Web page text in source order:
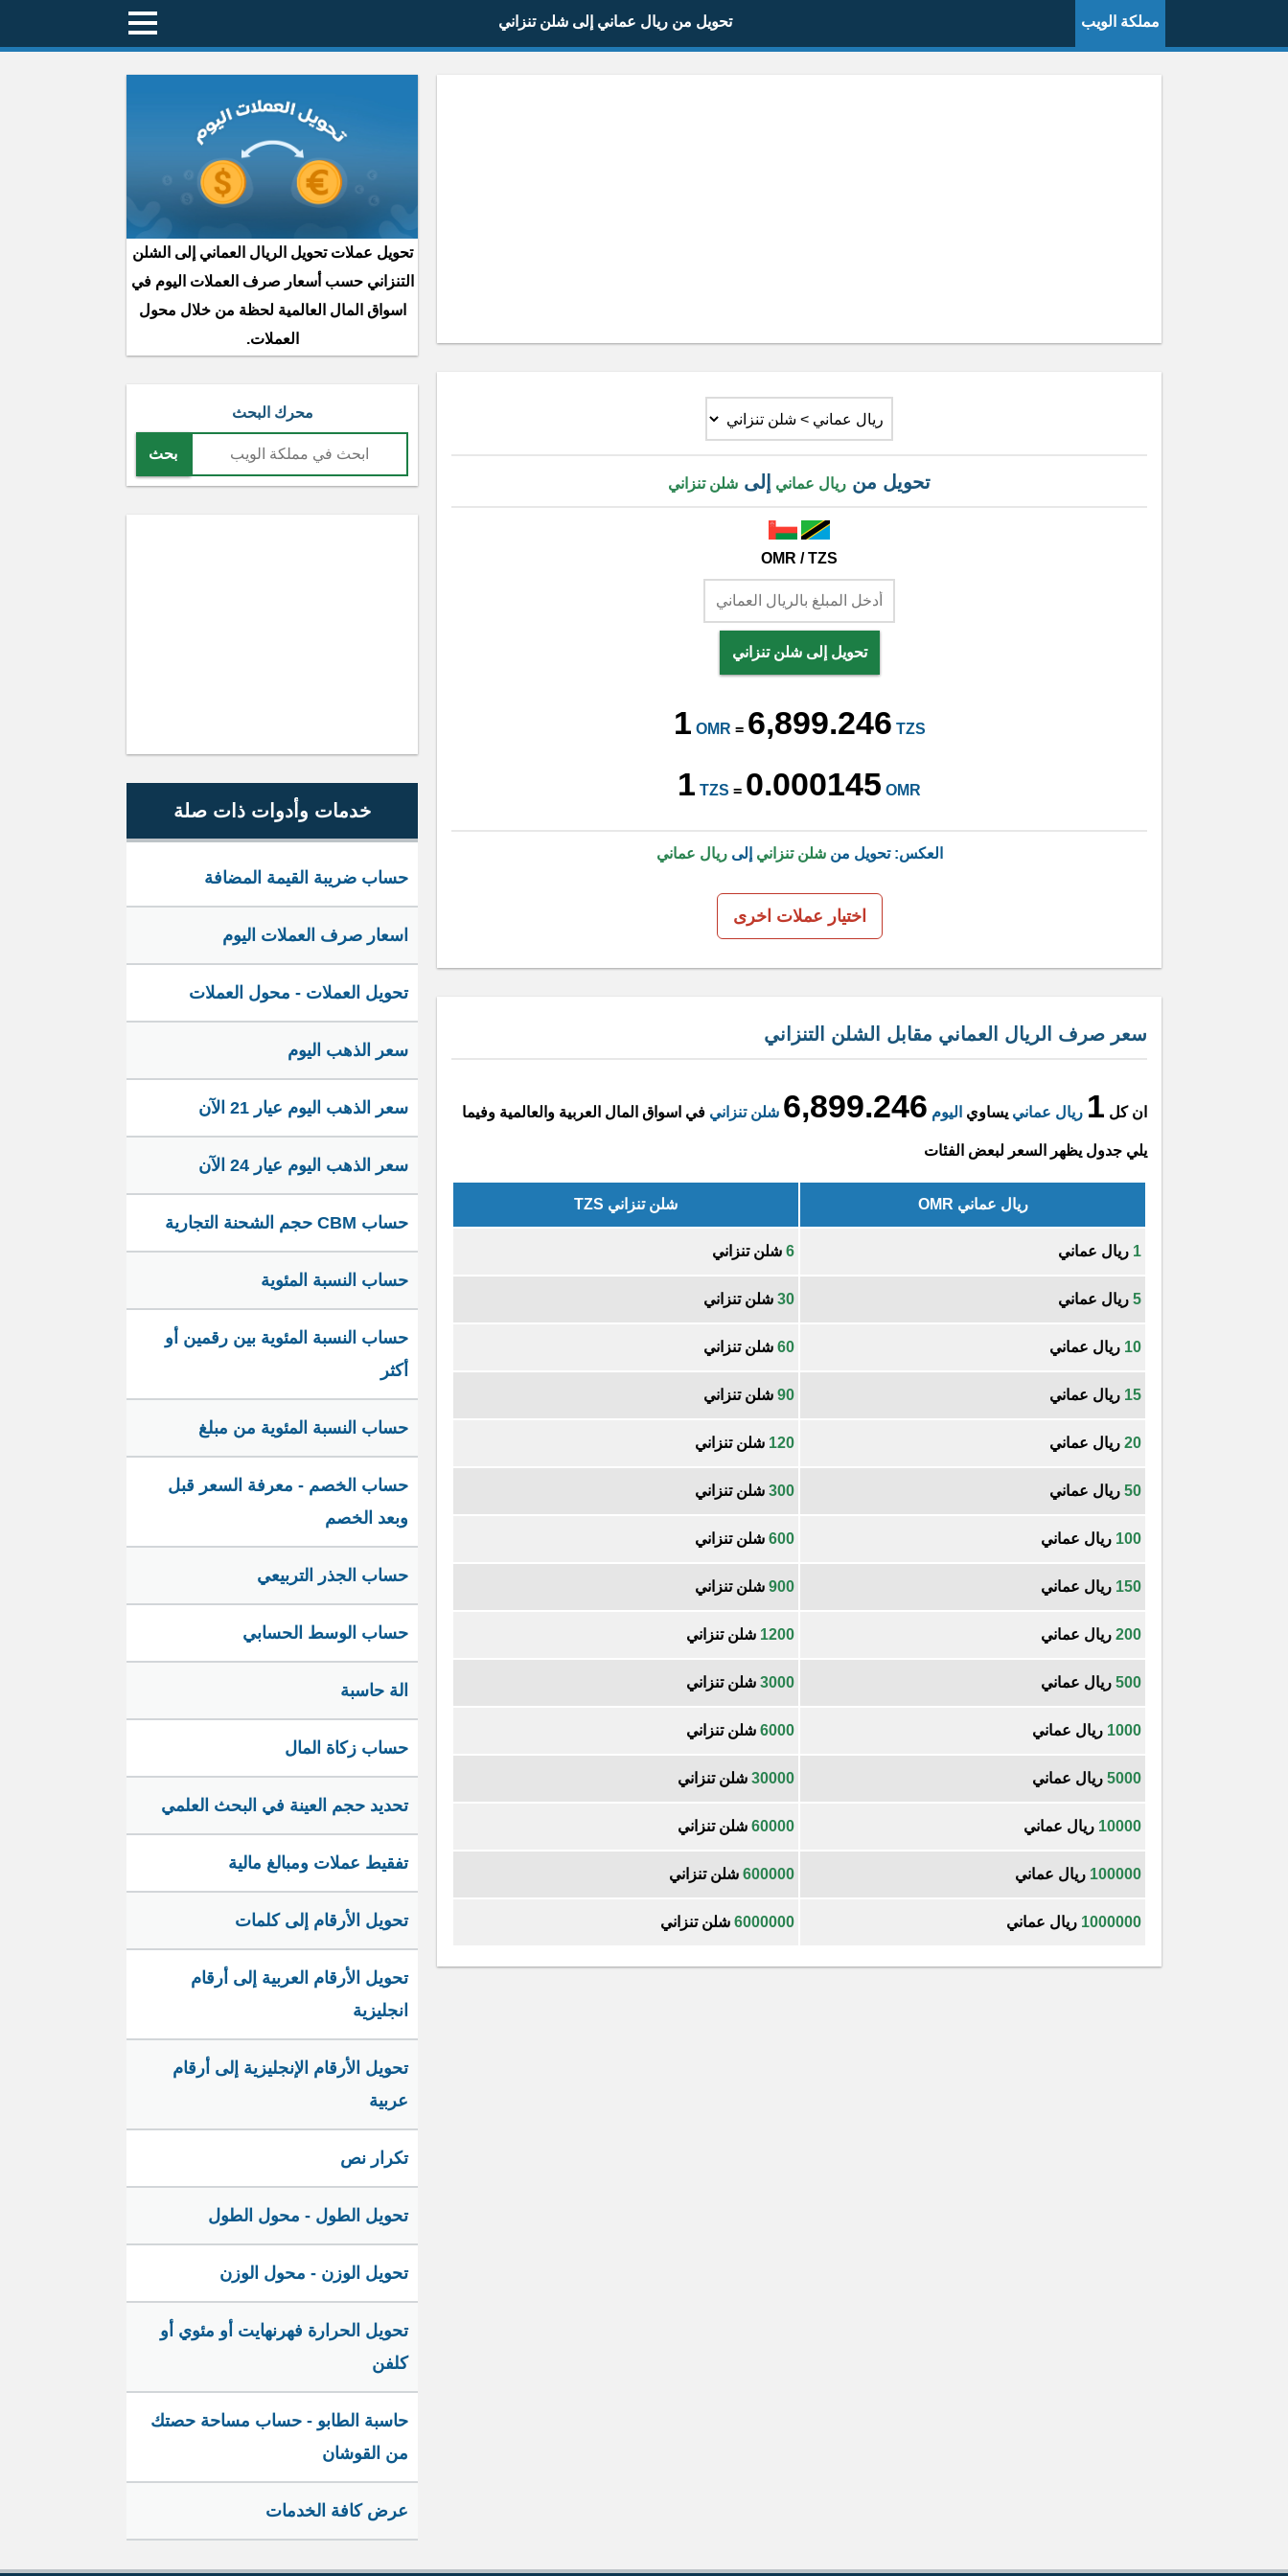
مملكة الويب تحويل من ريال عماني إلى شلن تنزاني
تحويل من ريال عماني إلى شلن تنزاني
OMR / TZS
تحويل إلى شلن تنزاني
1 OMR = 6,899.246 TZS
1 TZS = 0.000145 OMR
العكس: تحويل منشلن تنزاني إلىريال عماني
اختيار عملات اخرى
سعر صرف الريال العماني مقابل الشلن التنزاني
ان كل 1 ريال عماني يساوي اليوم 6,899.246 شلن تنزاني في اسواق المال العربية والعالمية وفيما
يلي جدول يظهر السعر لبعض الفئات
ريال عماني OMR شلن تنزاني TZS
1 ريال عماني 6 شلن تنزاني
5 ريال عماني 30 شلن تنزاني
10 ريال عماني 60 شلن تنزاني
15 ريال عماني 90 شلن تنزاني
20 ريال عماني 120 شلن تنزاني
50 ريال عماني 300 شلن تنزاني
100 ريال عماني 600 شلن تنزاني
150 ريال عماني 900 شلن تنزاني
200 ريال عماني 1200 شلن تنزاني
500 ريال عماني 3000 شلن تنزاني
1000 ريال عماني 6000 شلن تنزاني
5000 ريال عماني 30000 شلن تنزاني
10000 ريال عماني 60000 شلن تنزاني
100000 ريال عماني 600000 شلن تنزاني
1000000 ريال عماني 6000000 شلن تنزاني
تحويل عملات تحويل الريال العماني إلى الشلن
التنزاني حسب أسعار صرف العملات اليوم في
اسواق المال العالمية لحظة من خلال محول
العملات.
محرك البحث
بحث
خدمات وأدوات ذات صلة
حساب ضريبة القيمة المضافة
اسعار صرف العملات اليوم
تحويل العملات - محول العملات
سعر الذهب اليوم
سعر الذهب اليوم عيار 21 الآن
سعر الذهب اليوم عيار 24 الآن
حساب CBM حجم الشحنة التجارية
حساب النسبة المئوية
حساب النسبة المئوية بين رقمين أو
أكثر
حساب النسبة المئوية من مبلغ
حساب الخصم - معرفة السعر قبل
وبعد الخصم
حساب الجذر التربيعي
حساب الوسط الحسابي
الة حاسبة
حساب زكاة المال
تحديد حجم العينة في البحث العلمي
تفقيط عملات ومبالغ مالية
تحويل الأرقام إلى كلمات
تحويل الأرقام العربية إلى أرقام
انجليزية
تحويل الأرقام الإنجليزية إلى أرقام
عربية
تكرار نص
تحويل الطول - محول الطول
تحويل الوزن - محول الوزن
تحويل الحرارة فهرنهايت أو مئوي أو
كلفن
حاسبة الطابو - حساب مساحة حصتك
من القوشان
عرض كافة الخدمات